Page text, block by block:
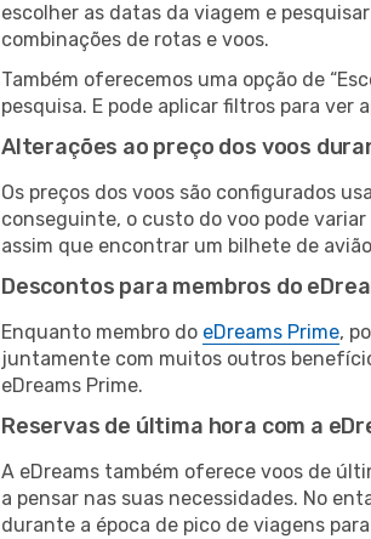
escolher as datas da viagem e
combinações de rotas e voos.
Também oferecemos uma opção de
pesquisa. E pode aplicar filtros para ver
Alterações ao preço dos voos
Os preços dos voos são configurados
conseguinte, o custo do voo pode
assim que encontrar um bilhete de
Descontos para membros do
Enquanto membro do eDreams Prime,
juntamente com muitos outros
eDreams Prime.
Reservas de última hora com a
A eDreams também oferece voos de
a pensar nas suas necessidades. No
durante a época de pico de viagens